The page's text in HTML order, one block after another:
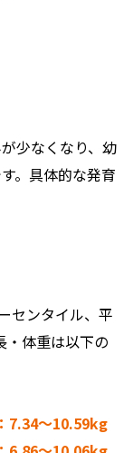
少なくなり、幼
。具体的な発育
センタイル、平
・体重は以下の
7.34～10.59kg